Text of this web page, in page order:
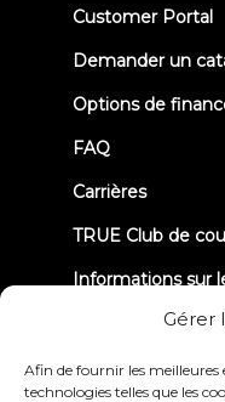
Gérer
Afin de fournir les meilleures
technologies telles que les
Customer Portal
Demander un
Options de
FAQ
Carrières
TRUE Club de
Informations sur